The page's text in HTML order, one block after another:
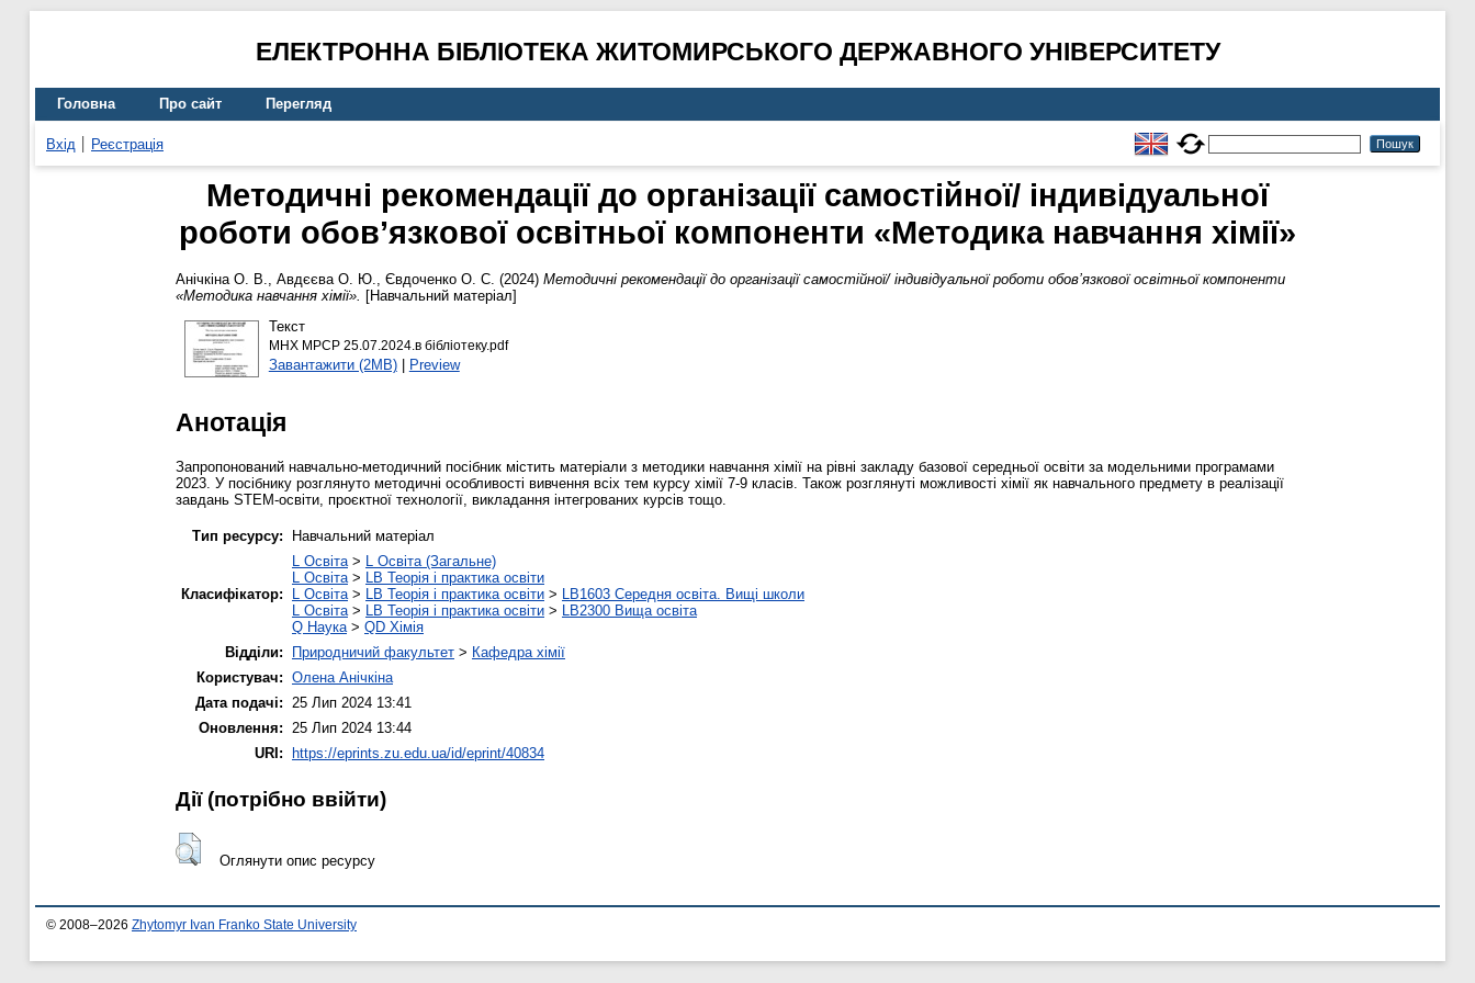
ЕЛЕКТРОННА БІБЛІОТЕКА ЖИТОМИРСЬКОГО ДЕРЖАВНОГО УНІВЕРСИТЕТУ
Головна Про сайт Перегляд
Вхід Реєстрація
Методичні рекомендації до організації самостійної/ індивідуальної
роботи обов’язкової освітньої компоненти «Методика навчання хімії»
Анічкіна О. В., Авдєєва О. Ю., Євдоченко О. С. (2024) Методичні рекомендації до організації самостійної/ індивідуальної роботи обов’язкової освітньої компоненти
«Методика навчання хімії». [Навчальний матеріал]
Текст
МНХ МРСР 25.07.2024.в бібліотеку.pdf
Завантажити (2MB)| Preview
Анотація
Запропонований навчально-методичний посібник містить матеріали з методики навчання хімії на рівні закладу базової середньої освіти за модельними програмами
2023. У посібнику розглянуто методичні особливості вивчення всіх тем курсу хімії 7-9 класів. Також розглянуті можливості хімії як навчального предмету в реалізації
завдань STEM-освіти, проєктної технології, викладання інтегрованих курсів тощо.
Тип ресурсу: Навчальний матеріал
Класифікатор:
L Освіта > L Освіта (Загальне)
L Освіта > LB Теорія і практика освіти
L Освіта > LB Теорія і практика освіти > LB1603 Середня освіта. Вищі школи
L Освіта > LB Теорія і практика освіти > LB2300 Вища освіта
Q Наука > QD Хімія
Відділи:
Природничий факультет > Кафедра хімії
Користувач: Олена Анічкіна
Дата подачі:
25 Лип 2024 13:41
Оновлення:
25 Лип 2024 13:44
URI: https://eprints.zu.edu.ua/id/eprint/40834
Дії ​​(потрібно ввійти)
Оглянути опис ресурсу
© 2008–2026 Zhytomyr Ivan Franko State University